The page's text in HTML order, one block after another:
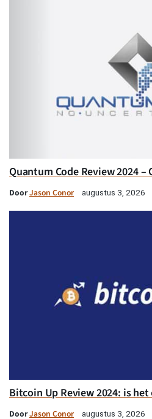
Quantum Code Review 2024
DoorJason Conor augustus 3, 2026
Bitcoin Up Review 2024: is
DoorJason Conor augustus 3, 2026